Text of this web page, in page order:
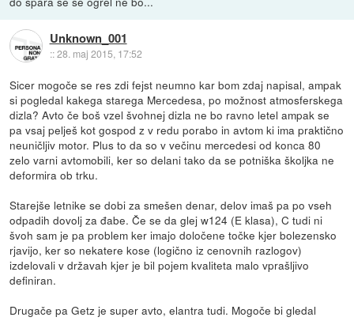
Unknown_001
::28. maj 2015, 17:52
Sicer mogoče se res zdi fejst neumno kar bom zdaj napisal, ampak
si pogledal kakega starega Mercedesa, po možnost atmosferskega
dizla? Avto če boš vzel švohnej dizla ne bo ravno letel ampak se
pa vsaj pelješ kot gospod z v redu porabo in avtom ki ima praktično
neuničljiv motor. Plus to da so v večinu mercedesi od konca 80
zelo varni avtomobili, ker so delani tako da se potniška školjka ne
deformira ob trku.
Starejše letnike se dobi za smešen denar, delov imaš pa po vseh
odpadih dovolj za đabe. Če se da glej w124 (E klasa), C tudi ni
švoh sam je pa problem ker imajo določene točke kjer bolezensko
rjavijo, ker so nekatere kose (logično iz cenovnih razlogov)
izdelovali v državah kjer je bil pojem kvaliteta malo vprašljivo
definiran.
Drugače pa Getz je super avto, elantra tudi. Mogoče bi gledal